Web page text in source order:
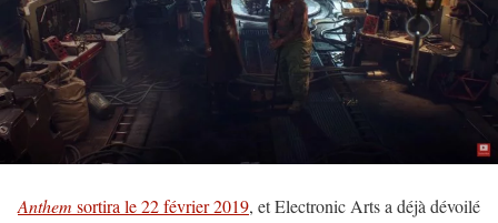
Anthem sortira le 22 février 2019, et Electronic Arts a déjà dévoilé